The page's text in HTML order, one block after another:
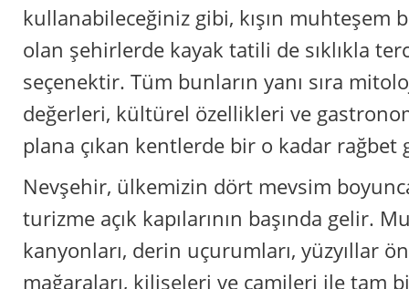
kullanabileceğiniz gibi, kışın muhteşem
olan şehirlerde kayak tatili de sıklıkla
seçenektir. Tüm bunların yanı sıra
değerleri, kültürel özellikleri ve
plana çıkan kentlerde bir o kadar rağbet
Nevşehir, ülkemizin dört mevsim
turizme açık kapılarının başında gelir.
kanyonları, derin uçurumları, yüzyıllar
mağaraları, kiliseleri ve camileri ile tam